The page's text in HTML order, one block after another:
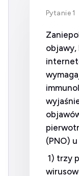
Pytanie 1
objawy,
(PNO)
1) trzy